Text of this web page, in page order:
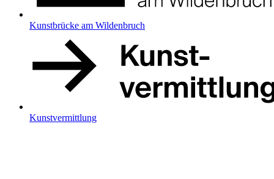
Kunstbrücke am Wildenbruch
Kunstvermittlung